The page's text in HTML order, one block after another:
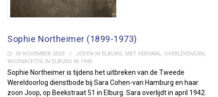
Sophie Northeimer (1899-1973)
30 NOVEMBER 2023 JODEN IN ELBURG, MET VERHAAL, OVERLEVENDEN,
WOONACHTIG IN ELBURG IN 1940
Sophie Northeimer is tijdens het uitbreken van de Tweede
Wereldoorlog dienstbode bij Sara Cohen-van Hamburg en haar
zoon Joop, op Beekstraat 51 in Elburg. Sara overlijdt in april 1942.